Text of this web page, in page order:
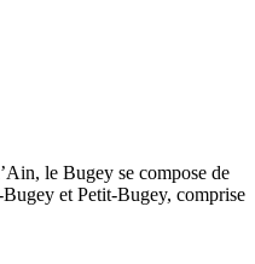
le Bugey se compose de
et Petit-Bugey, comprise